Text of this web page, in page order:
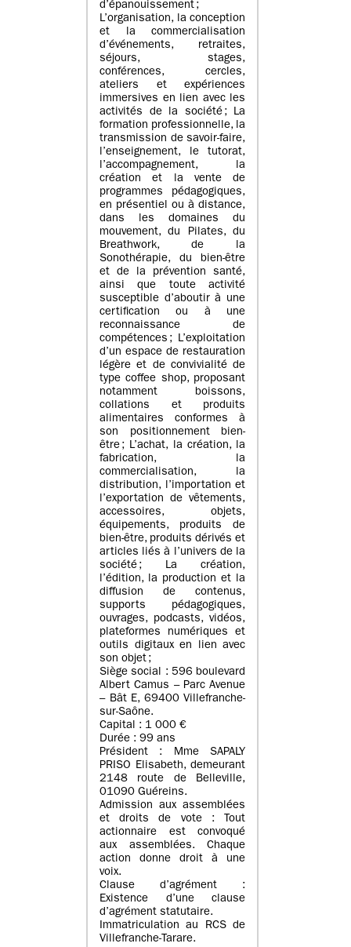
d’épanouissement ;
L’organisation, la conception
et la commercialisation
d’événements, retraites,
séjours, stages,
conférences, cercles,
ateliers et expériences
immersives en lien avec les
activités de la société ; La
formation professionnelle, la
transmission de savoir-faire,
l’enseignement, le tutorat,
l’accompagnement, la
création et la vente de
programmes pédagogiques,
en présentiel ou à distance,
dans les domaines du
mouvement, du Pilates, du
Breathwork, de la
Sonothérapie, du bien-être
et de la prévention santé,
ainsi que toute activité
susceptible d’aboutir à une
certification ou à une
reconnaissance de
compétences ; L’exploitation
d’un espace de restauration
légère et de convivialité de
type coffee shop, proposant
notamment boissons,
collations et produits
alimentaires conformes à
son positionnement bien-
être ; L’achat, la création, la
fabrication, la
commercialisation, la
distribution, l’importation et
l’exportation de vêtements,
accessoires, objets,
équipements, produits de
bien-être, produits dérivés et
articles liés à l’univers de la
société ; La création,
l’édition, la production et la
diffusion de contenus,
supports pédagogiques,
ouvrages, podcasts, vidéos,
plateformes numériques et
outils digitaux en lien avec
son objet ;
Siège social : 596 boulevard
Albert Camus – Parc Avenue
– Bât E, 69400 Villefranche-
sur-Saône.
Capital : 1 000 €
Durée : 99 ans
Président : Mme SAPALY
PRISO Elisabeth, demeurant
2148 route de Belleville,
01090 Guéreins.
Admission aux assemblées
et droits de vote : Tout
actionnaire est convoqué
aux assemblées. Chaque
action donne droit à une
voix.
Clause d’agrément :
Existence d’une clause
d’agrément statutaire.
Immatriculation au RCS de
Villefranche-Tarare.